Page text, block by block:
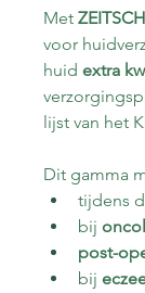
Met
voor
huid extra
lijst van het
Dit gamma
tijdens
bij
post-
bij